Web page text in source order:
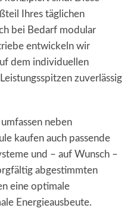
Ihres täglichen
bei Bedarf modular
entwickeln wir
dem individuellen
zuverlässig
neben
kaufen auch passende
und – auf Wunsch –
abgestimmten
eine optimale
Energieausbeute.